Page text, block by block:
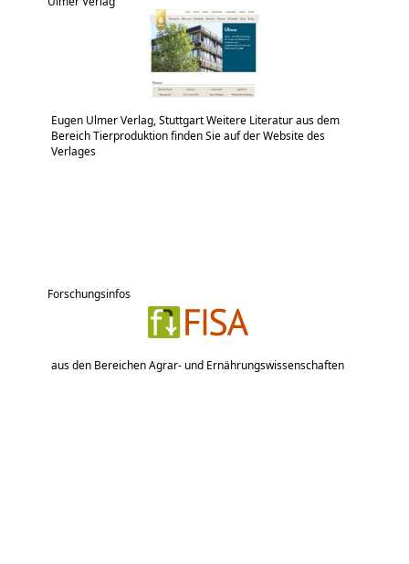
Eugen Ulmer Verlag, Stuttgart Weitere Literatur aus dem
Bereich Tierproduktion finden Sie auf der Website des
Verlages
Forschungsinfos
aus den Bereichen Agrar- und Ernährungswissenschaften